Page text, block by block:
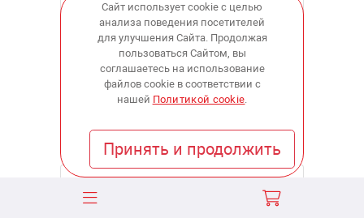
928
купить
в 1 магазинах
Сайт использует cookie с целью
анализа поведения посетителей
для улучшения Сайта. Продолжая
пользоваться Сайтом, вы
соглашаетесь на использование
файлов cookie в соответствии с
нашей Политикой cookie.
Принять и продолжить